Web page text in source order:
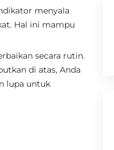
menyala
Hal ini mampu
secara rutin.
di atas, Anda
lupa untuk